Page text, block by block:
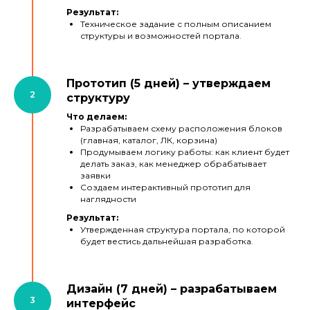
Результат:
Техническое задание с полным описанием
структуры и возможностей портала.
Прототип (5 дней) – утверждаем
структуру
Что делаем:
Разрабатываем схему расположения блоков
(главная, каталог, ЛК, корзина)
Продумываем логику работы: как клиент будет
делать заказ, как менеджер обрабатывает
заявки
Создаем интерактивный прототип для
наглядности
Результат:
Утвержденная структура портала, по которой
будет вестись дальнейшая разработка.
Дизайн (7 дней) – разрабатываем
интерфейс